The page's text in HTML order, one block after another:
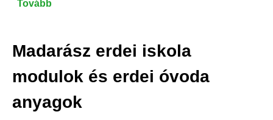
Tovább
és
kapcsolatos
továbbképzésekre
pedagógusok
Madarász erdei iskola
modulok és erdei óvoda
anyagok